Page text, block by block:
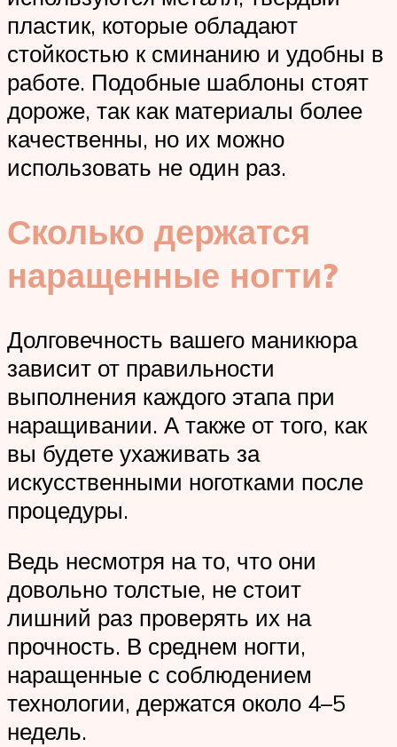
пластик, которые обладают
стойкостью к сминанию и удобны в
работе. Подобные шаблоны стоят
дороже, так как материалы более
качественны, но их можно
использовать не один раз.
Сколько держатся
наращенные ногти?
Долговечность вашего маникюра
зависит от правильности
выполнения каждого этапа при
наращивании. А также от того, как
вы будете ухаживать за
искусственными ноготками после
процедуры.
Ведь несмотря на то, что они
довольно толстые, не стоит
лишний раз проверять их на
прочность. В среднем ногти,
наращенные с соблюдением
технологии, держатся около 4–5
недель.